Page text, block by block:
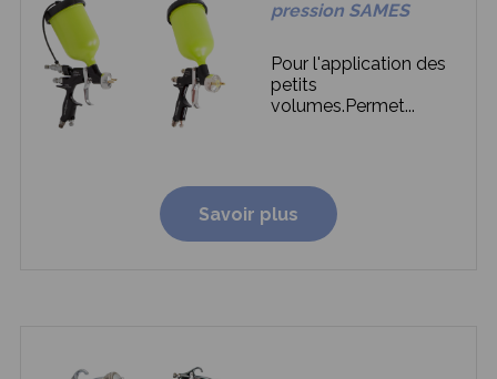
pression SAMES
Pour l'application des
petits
volumes.Permet...
Savoir plus